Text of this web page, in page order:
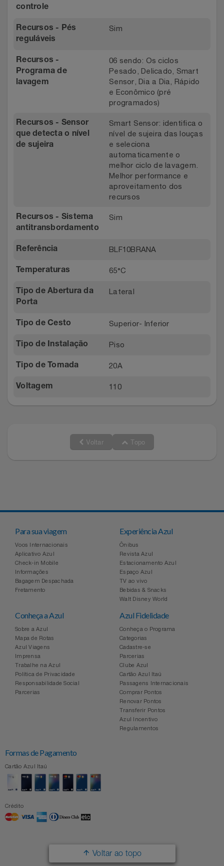
controle
Recursos - Pés
reguláveis
Sim
Recursos -
Programa de
lavagem
06 sendo: Os ciclos
Pesado, Delicado, Smart
Sensor, Dia a Dia, Rápido
e Econômico (pré
programados)
Recursos - Sensor
que detecta o nível
de sujeira
Smart Sensor: identifica o
nível de sujeira das louças
e seleciona
automaticamente o
melhor ciclo de lavagem.
Melhor performance e
aproveitamento dos
recursos
Recursos - Sistema
antitransbordamento
Sim
Referência BLF10BRANA
Temperaturas 65°C
Tipo de Abertura da
Porta
Lateral
Tipo de Cesto Superior- Inferior
Tipo de Instalação Piso
Tipo de Tomada 20A
Voltagem 110
Voltar Topo
Para sua viagem
Voos Internacionais
Aplicativo Azul
Check-in Mobile
Informações
Bagagem Despachada
Fretamento
Experiência Azul
Ônibus
Revista Azul
Estacionamento Azul
Espaço Azul
TV ao vivo
Bebidas & Snacks
Walt Disney World
Conheça a Azul
Sobre a Azul
Mapa de Rotas
Azul Viagens
Imprensa
Trabalhe na Azul
Política de Privacidade
Responsabilidade Social
Parcerias
Azul Fidelidade
Conheça o Programa
Categorias
Cadastre-se
Parcerias
Clube Azul
Cartão Azul Itaú
Passagens Internacionais
Comprar Pontos
Renovar Pontos
Transferir Pontos
Azul Incentivo
Regulamentos
Formas de Pagamento
Cartão Azul Itaú
Crédito
Voltar ao topo